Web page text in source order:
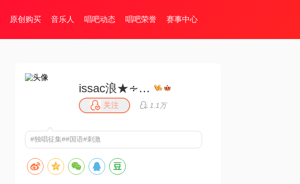
原创购买 音乐人 唱吧动态 唱吧荣誉 赛事中心
issac浪★∻∹⋰⋰
关注 1.1万
#独唱征集##国语#刺激